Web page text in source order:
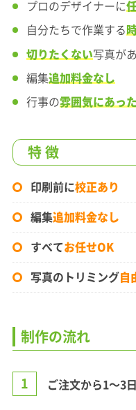
プロのデザイナーに
自分たちで作業する
切りたくない写真が
編集追加料金なし
行事の雰囲気にあった
特 徴
印刷前に校正あり
編集追加料金なし
すべてお任せOK
写真のトリミング 自
制作の流れ
1 ご注文から1〜3